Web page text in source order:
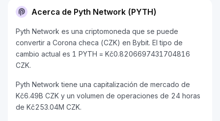
Acerca de Pyth Network (PYTH)
Pyth Network es una criptomoneda que se puede
convertir a Corona checa (CZK) en Bybit. El tipo de
cambio actual es 1 PYTH = Kč0.8206697431704816
CZK.
Pyth Network tiene una capitalización de mercado de
Kč6.49B CZK y un volumen de operaciones de 24 horas
de Kč253.04M CZK.